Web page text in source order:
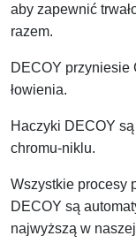
aby zapewnić
razem.
DECOY
łowienia.
Haczyki DECOY
chromu-niklu.
Wszystkie procesy
DECOY są
najwyższą w